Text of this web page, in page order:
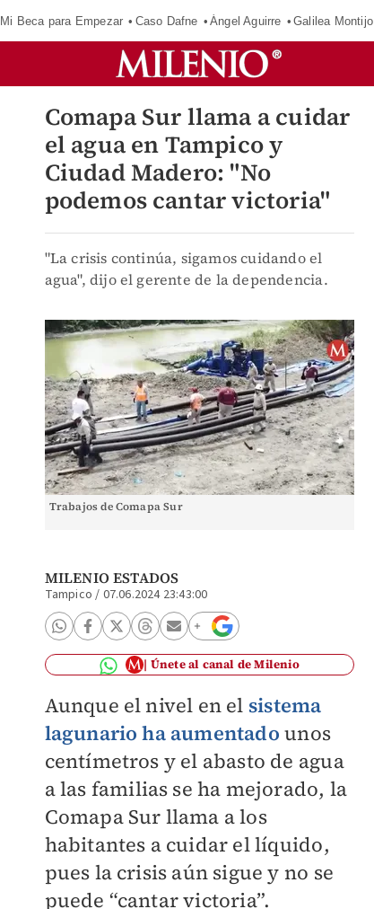
Mi Beca para Empezar Caso Dafne Ángel Aguirre Galilea Montijo
Comapa Sur llama a cuidar
el agua en Tampico y
Ciudad Madero: "No
podemos cantar victoria"
"La crisis continúa, sigamos cuidando el
agua", dijo el gerente de la dependencia.
Trabajos de Comapa Sur
MILENIO ESTADOS
Tampico / 07.06.2024 23:43:00
Únete al canal de Milenio
Aunque el nivel en el sistema
lagunario ha aumentado unos
centímetros y el abasto de agua
a las familias se ha mejorado, la
Comapa Sur llama a los
habitantes a cuidar el líquido,
pues la crisis aún sigue y no se
puede “cantar victoria”.